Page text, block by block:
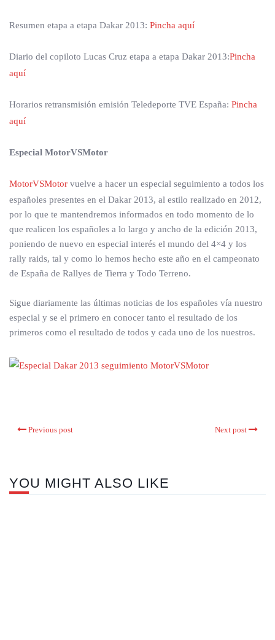
Resumen etapa a etapa Dakar 2013: Pincha aquí
Diario del copiloto Lucas Cruz etapa a etapa Dakar 2013:Pincha
aquí
Horarios retransmisión emisión Teledeporte TVE España: Pincha
aquí
Especial MotorVSMotor
MotorVSMotor vuelve a hacer un especial seguimiento a todos los
españoles presentes en el Dakar 2013, al estilo realizado en 2012,
por lo que te mantendremos informados en todo momento de lo
que realicen los españoles a lo largo y ancho de la edición 2013,
poniendo de nuevo en especial interés el mundo del 4×4 y los
rally raids, tal y como lo hemos hecho este año en el campeonato
de España de Rallyes de Tierra y Todo Terreno.
Sigue diariamente las últimas noticias de los españoles vía nuestro
especial y se el primero en conocer tanto el resultado de los
primeros como el resultado de todos y cada uno de los nuestros.
Previous post Next post
YOU MIGHT ALSO LIKE